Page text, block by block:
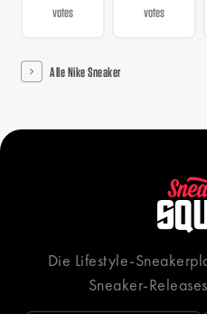
votes
votes
Alle Nike Sneaker
Die Lifestyle-
Sneaker-